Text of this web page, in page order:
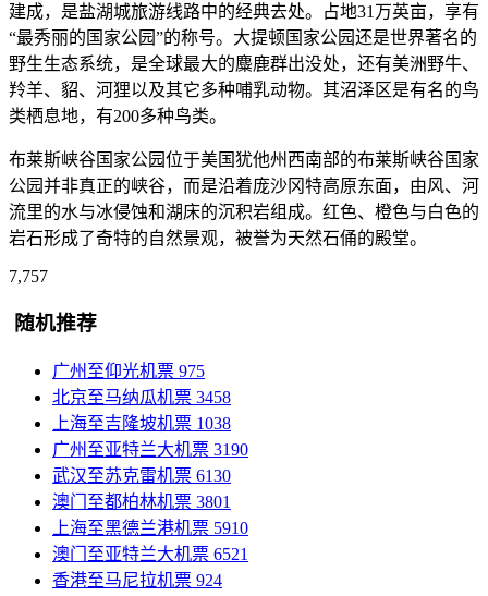
建成，是盐湖城旅游线路中的经典去处。占地31万英亩，享有
“最秀丽的国家公园”的称号。大提顿国家公园还是世界著名的
野生生态系统，是全球最大的麋鹿群出没处，还有美洲野牛、
羚羊、貂、河狸以及其它多种哺乳动物。其沼泽区是有名的鸟
类栖息地，有200多种鸟类。
布莱斯峡谷国家公园位于美国犹他州西南部的布莱斯峡谷国家
公园并非真正的峡谷，而是沿着庞沙冈特高原东面，由风、河
流里的水与冰侵蚀和湖床的沉积岩组成。红色、橙色与白色的
岩石形成了奇特的自然景观，被誉为天然石俑的殿堂。
7,757
随机推荐
广州至仰光机票 975
北京至马纳瓜机票 3458
上海至吉隆坡机票 1038
广州至亚特兰大机票 3190
武汉至苏克雷机票 6130
澳门至都柏林机票 3801
上海至黑德兰港机票 5910
澳门至亚特兰大机票 6521
香港至马尼拉机票 924